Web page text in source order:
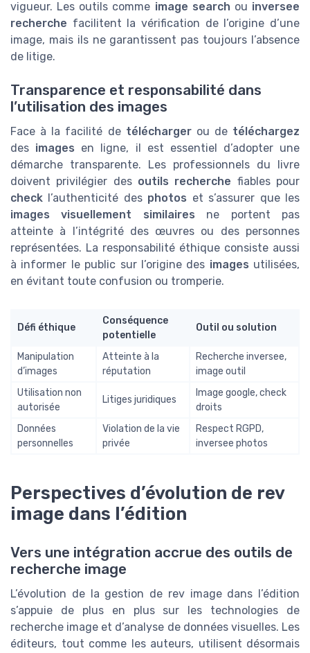
vigueur. Les outils comme image search ou inversee
recherche facilitent la vérification de l’origine d’une
image, mais ils ne garantissent pas toujours l’absence
de litige.
Transparence et responsabilité dans
l’utilisation des images
Face à la facilité de téléchargerou de téléchargez
des images en ligne, il est essentiel d’adopter une
démarche transparente. Les professionnels du livre
doivent privilégier des outils recherche fiables pour
check l’authenticité des photos et s’assurer que les
images visuellement similaires ne portent pas
atteinte à l’intégrité des œuvres ou des personnes
représentées. La responsabilité éthique consiste aussi
à informer le public sur l’origine des images utilisées,
en évitant toute confusion ou tromperie.
Défi éthique
Conséquence
potentielle
Outil ou solution
Manipulation
d’images
Atteinte à la
réputation
Recherche inversee,
image outil
Utilisation non
autorisée
Litiges juridiques
Image google, check
droits
Données
personnelles
Violation de la vie
privée
Respect RGPD,
inversee photos
Perspectives d’évolution de rev
image dans l’édition
Vers une intégration accrue des outils de
recherche image
L’évolution de la gestion de rev image dans l’édition
s’appuie de plus en plus sur les technologies de
recherche image et d’analyse de données visuelles. Les
éditeurs, tout comme les auteurs, utilisent désormais